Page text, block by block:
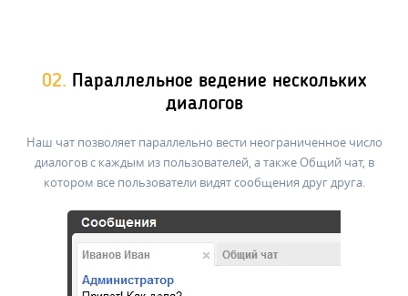
02. Параллельное ведение нескольких
диалогов
Наш чат позволяет параллельно вести неограниченное число
диалогов с каждым из пользователей, а также Общий чат, в
котором все пользователи видят сообщения друг друга.